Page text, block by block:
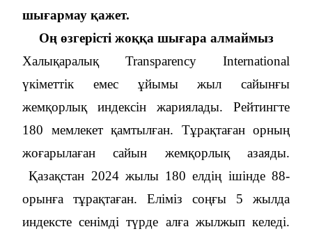
шығармау қажет.
Оң өзгерісті жоққа шығара алмаймыз
Халықаралық Transparency International
үкіметтік емес ұйымы жыл сайынғы
жемқорлық индексін жариялады. Рейтингте
180 мемлекет қамтылған. Тұрақтаған орның
жоғарылаған сайын жемқорлық азаяды.
Қазақстан 2024 жылы 180 елдің ішінде 88-
орынға тұрақтаған. Еліміз соңғы 5 жылда
индексте сенімді түрде алға жылжып келеді.